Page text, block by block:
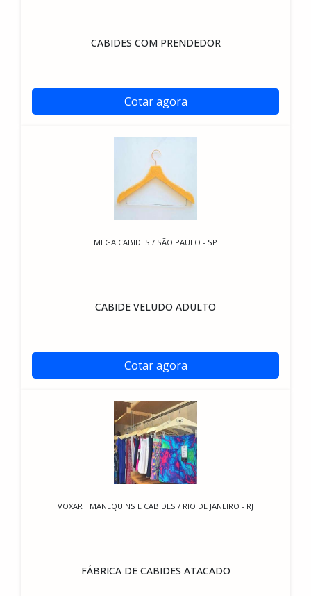
CABIDES COM PRENDEDOR
Cotar agora
MEGA CABIDES / SÃO PAULO - SP
CABIDE VELUDO ADULTO
Cotar agora
VOXART MANEQUINS E CABIDES / RIO DE JANEIRO - RJ
FÁBRICA DE CABIDES ATACADO